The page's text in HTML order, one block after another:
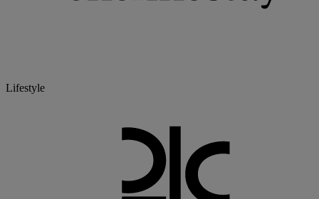
Lifestyle